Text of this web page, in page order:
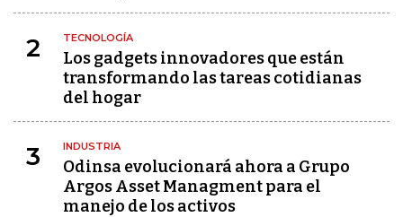
2 TECNOLOGÍA
Los gadgets innovadores que están
transformando las tareas cotidianas
del hogar
3 INDUSTRIA
Odinsa evolucionará ahora a Grupo
Argos Asset Managment para el
manejo de los activos